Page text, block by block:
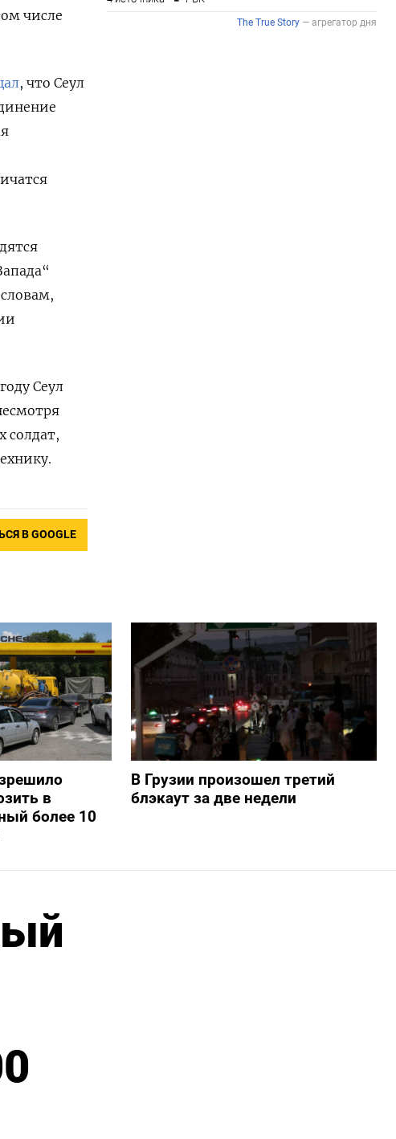
числе
, что Сеул
Сеул
солдат,
В GOOGLE
в
более 10
В Грузии произошел третий
блэкаут за две недели